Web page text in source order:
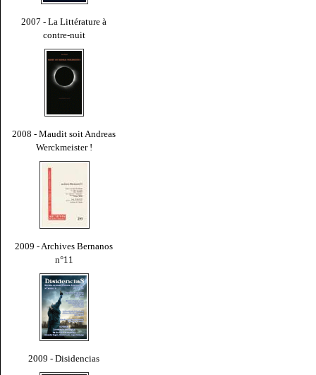
2007 - La Littérature à
contre-nuit
2008 - Maudit soit Andreas
Werckmeister !
2009 - Archives Bernanos
n°11
2009 - Disidencias